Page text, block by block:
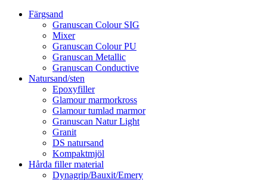
Färgsand
Granuscan Colour SIG
Mixer
Granuscan Colour PU
Granuscan Metallic
Granuscan Conductive
Natursand/sten
Epoxyfiller
Glamour marmorkross
Glamour tumlad marmor
Granuscan Natur Light
Granit
DS natursand
Kompaktmjöl
Hårda filler material
Dynagrip/Bauxit/Emery